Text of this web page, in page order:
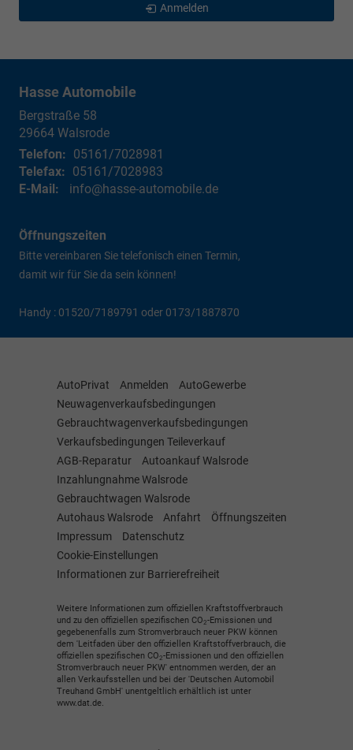
Anmelden
Hasse Automobile
Bergstraße 58
29664 Walsrode
Telefon: 05161/7028981
Telefax: 05161/7028983
E-Mail:
info@hasse-automobile.de
Öffnungszeiten
Bitte vereinbaren Sie telefonisch einen Termin,
damit wir für Sie da sein können!
Handy : 01520/7189791 oder 0173/1887870
AutoPrivat Anmelden
AutoGewerbe
Neuwagenverkaufsbedingungen
Gebrauchtwagenverkaufsbedingungen
Verkaufsbedingungen Teileverkauf
AGB-Reparatur
Autoankauf Walsrode
Inzahlungnahme Walsrode
Gebrauchtwagen Walsrode
Autohaus Walsrode
Anfahrt
Öffnungszeiten
Impressum
Datenschutz
Cookie-Einstellungen
Informationen zur Barrierefreiheit
Weitere Informationen zum offiziellen Kraftstoffverbrauch
und zu den offiziellen spezifischen CO2-Emissionen und
gegebenenfalls zum Stromverbrauch neuer PKW können
dem 'Leitfaden über den offiziellen Kraftstoffverbrauch, die
offiziellen spezifischen CO2-Emissionen und den offiziellen
Stromverbrauch neuer PKW' entnommen werden, der an
allen Verkaufsstellen und bei der 'Deutschen Automobil
Treuhand GmbH' unentgeltlich erhältlich ist unter
www.dat.de.